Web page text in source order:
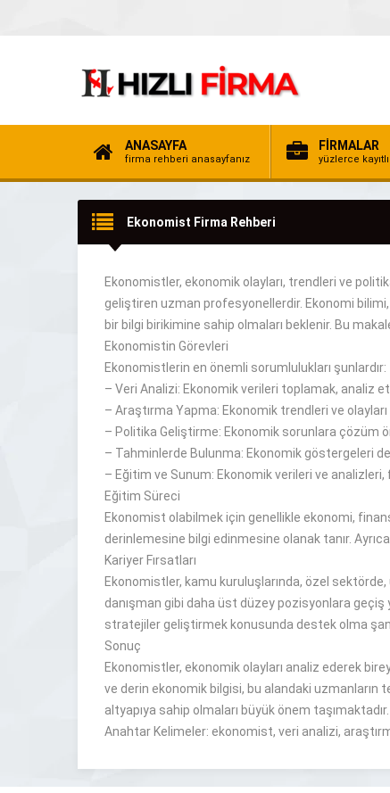
ANASAYFA
firma rehberi anasayfanız
FİRMALAR
yüzlerce
Ekonomist Firma Rehberi
Ekonomistler, ekonomik olayları, trendleri ve
geliştiren uzman profesyonellerdir. Ekonomi
bir bilgi birikimine sahip olmaları beklenir. Bu
Ekonomistin Görevleri
Ekonomistlerin en önemli sorumlulukları şunlardır:
– Veri Analizi: Ekonomik verileri toplamak, analiz
– Araştırma Yapma: Ekonomik trendleri ve
– Politika Geliştirme: Ekonomik sorunlara çözüm
– Tahminlerde Bulunma: Ekonomik göstergeleri
– Eğitim ve Sunum: Ekonomik verileri ve analizleri,
Eğitim Süreci
Ekonomist olabilmek için genellikle ekonomi,
derinlemesine bilgi edinmesine olanak tanır.
Kariyer Fırsatları
Ekonomistler, kamu kuruluşlarında, özel
danışman gibi daha üst düzey pozisyonlara geçiş
stratejiler geliştirmek konusunda destek olma
Sonuç
Ekonomistler, ekonomik olayları analiz ederek
ve derin ekonomik bilgisi, bu alandaki uzmanların
altyapıya sahip olmaları büyük önem taşımaktadır.
Anahtar Kelimeler: ekonomist, veri analizi,